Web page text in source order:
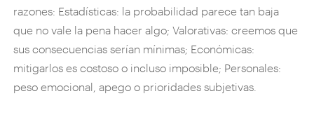
razones: Estadísticas: la probabilidad parece tan baja
que no vale la pena hacer algo; Valorativas: creemos que
sus consecuencias serían mínimas; Económicas:
mitigarlos es costoso o incluso imposible; Personales:
peso emocional, apego o prioridades subjetivas.